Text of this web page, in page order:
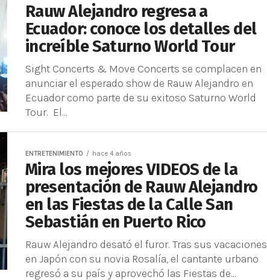
Rauw Alejandro regresa a
Ecuador: conoce los detalles del
increíble Saturno World Tour
Sight Concerts & Move Concerts se complacen en
anunciar el esperado show de Rauw Alejandro en
Ecuador como parte de su exitoso Saturno World
Tour. El...
ENTRETENIMIENTO hace 4 años
Mira los mejores VIDEOS de la
presentación de Rauw Alejandro
en las Fiestas de la Calle San
Sebastián en Puerto Rico
Rauw Alejandro desató el furor. Tras sus vacaciones
en Japón con su novia Rosalía, el cantante urbano
regresó a su país y aprovechó las Fiestas de...